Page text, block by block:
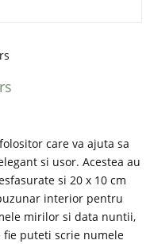
care va ajuta sa
si usor. Acestea au
si 20 x 10 cm
interior pentru
mirilor si data nuntii,
fie puteti scrie numele